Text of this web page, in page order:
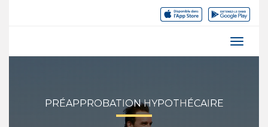
PRÉAPPROBATION HYPOTHÉCAIRE